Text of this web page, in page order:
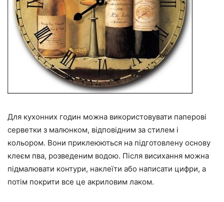
Для кухонних годин можна використовувати паперові
серветки з малюнком, відповідним за стилем і
кольором. Вони приклеюються на підготовлену основу
клеєм пва, розведеним водою. Після висихання можна
підмалювати контури, наклеїти або написати цифри, а
потім покрити все це акриловим лаком.